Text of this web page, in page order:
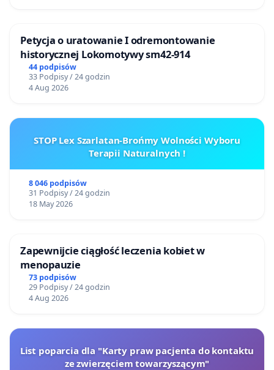
Petycja o uratowanie I odremontowanie
historycznej Lokomotywy sm42-914
44 podpisów
33 Podpisy / 24 godzin
4 Aug 2026
STOP Lex Szarlatan-Brońmy Wolności Wyboru
Terapii Naturalnych !
8 046 podpisów
31 Podpisy / 24 godzin
18 May 2026
Zapewnijcie ciągłość leczenia kobiet w
menopauzie
73 podpisów
29 Podpisy / 24 godzin
4 Aug 2026
List poparcia dla "Karty praw pacjenta do kontaktu
ze zwierzęciem towarzyszącym"